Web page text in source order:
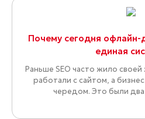
Почему сегодня
единая
Раньше SEO часто жило
работали с сайтом, а
чередом. Это были два